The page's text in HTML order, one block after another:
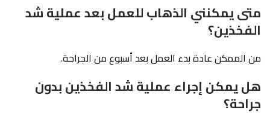
متى يمكنني الذهاب للعمل بعد عملية شد
الفخذين؟
من الممكن عادة بدء العمل بعد أسبوع من الجراحة.
هل يمكن إجراء عملية شد الفخذين بدون
جراحة؟